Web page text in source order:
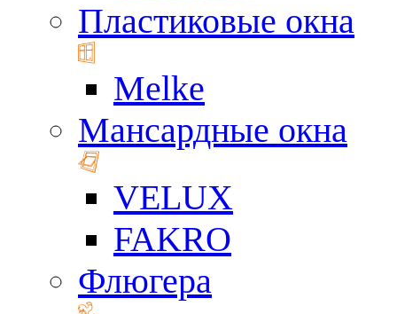
Пластиковые окна
Melke
Мансардные окна
VELUX
FAKRO
Флюгера